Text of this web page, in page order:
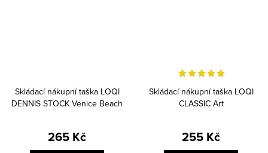
Skládací nákupní taška LOQI
DENNIS STOCK Venice Beach
265 Kč
Skládací nákupní taška LOQI
CLASSIC Art
255 Kč